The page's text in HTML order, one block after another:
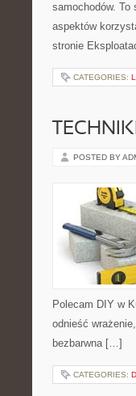
samochodów.
aspektów
stronie
CATEGORIES:
POSTED BY
Polecam DIY w
odnieść
bezbarwna […]
CATEGORIES: